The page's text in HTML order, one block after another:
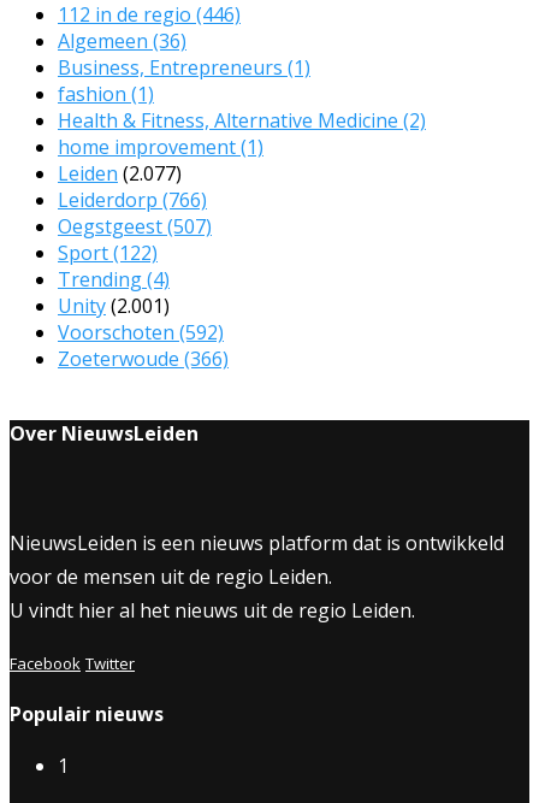
112 in de regio (446)
Algemeen (36)
Business, Entrepreneurs (1)
fashion (1)
Health & Fitness, Alternative Medicine (2)
home improvement(1)
Leiden (2.077)
Leiderdorp (766)
Oegstgeest(507)
Sport(122)
Trending(4)
Unity(2.001)
Voorschoten (592)
Zoeterwoude (366)
Over NieuwsLeiden
NieuwsLeiden is een nieuws platform dat is ontwikkeld
voor de mensen uit de regio Leiden.
U vindt hier al het nieuws uit de regio Leiden.
Facebook Twitter
Populair nieuws
1